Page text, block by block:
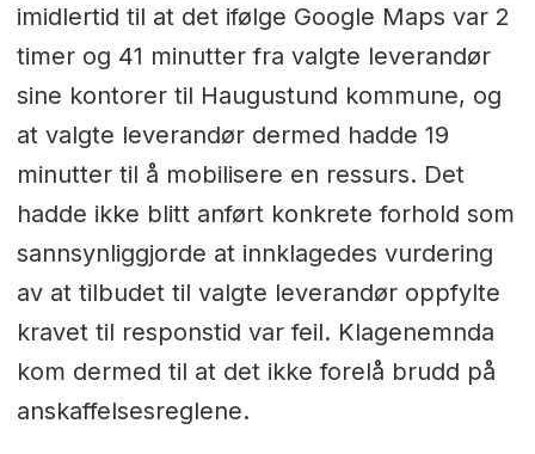
imidlertid til at det ifølge Google Maps var 2
timer og 41 minutter fra valgte leverandør
sine kontorer til Haugustund kommune, og
at valgte leverandør dermed hadde 19
minutter til å mobilisere en ressurs. Det
hadde ikke blitt anført konkrete forhold som
sannsynliggjorde at innklagedes vurdering
av at tilbudet til valgte leverandør oppfylte
kravet til responstid var feil. Klagenemnda
kom dermed til at det ikke forelå brudd på
anskaffelsesreglene.